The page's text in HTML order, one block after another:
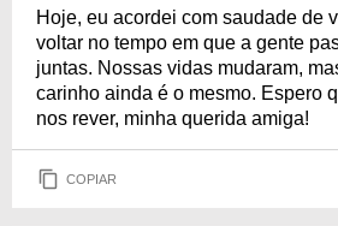
Hoje, eu acordei com saudade de
voltar no tempo em que a gente
juntas. Nossas vidas mudaram,
carinho ainda é o mesmo. Espero
nos rever, minha querida amiga!
COPIAR